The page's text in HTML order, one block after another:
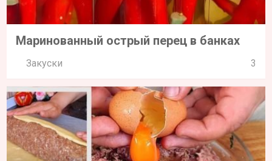
Маринованный острый перец в банках
Закуски 3